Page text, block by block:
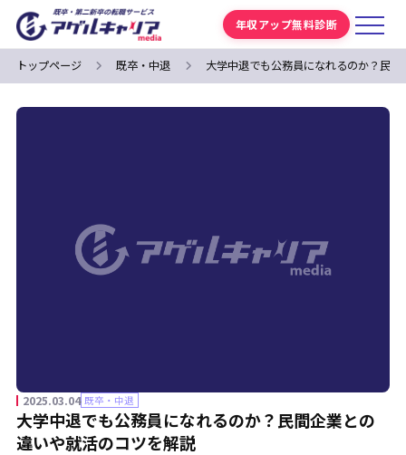
年収アップ無料診断
トップページ 既卒・中退 大学中退でも公務員になれるのか？民
2025.03.04 既卒・中退
大学中退でも公務員になれるのか？民間企業との
違いや就活のコツを解説